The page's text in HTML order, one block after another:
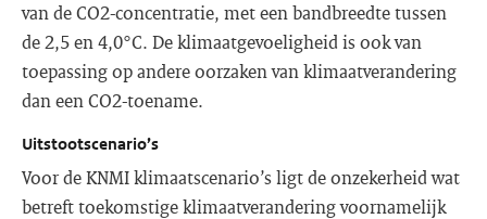
van de CO2-concentratie, met een bandbreedte tussen
de 2,5 en 4,0°C. De klimaatgevoeligheid is ook van
toepassing op andere oorzaken van klimaatverandering
dan een CO2-toename.
Uitstootscenario’s
Voor de KNMI klimaatscenario’s ligt de onzekerheid wat
betreft toekomstige klimaatverandering voornamelijk